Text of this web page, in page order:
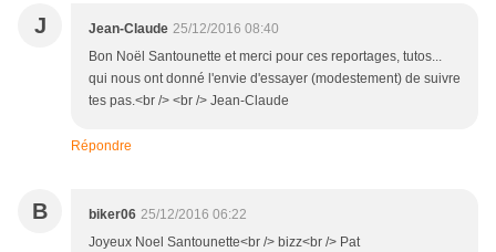
J Jean-Claude 25/12/2016 08:40
Bon Noël Santounette et merci pour ces reportages, tutos...
qui nous ont donné l'envie d'essayer (modestement) de suivre
tes pas.<br /> <br /> Jean-Claude
Répondre
B biker06 25/12/2016 06:22
Joyeux Noel Santounette<br /> bizz<br /> Pat